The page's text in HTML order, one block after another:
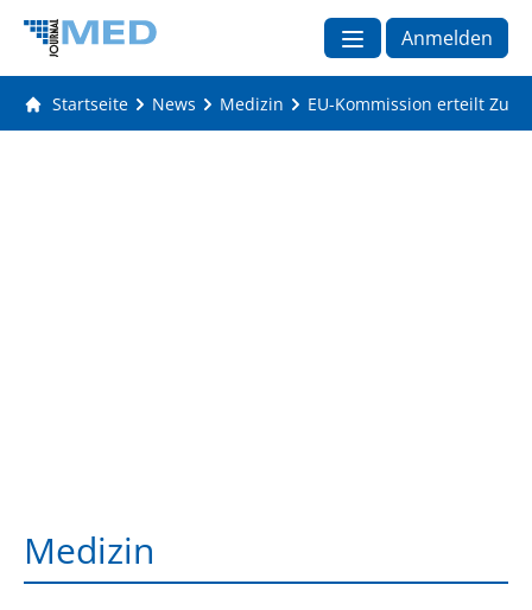
Anmelden
Startseite News Medizin EU-Kommission erteilt
Medizin